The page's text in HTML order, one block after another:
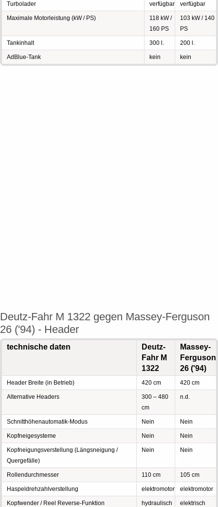
Turbolader verfügbar verfügbar
Maximale Motorleistung (kW / PS)
118 kW /
160 PS
103 kW / 140
PS
Tankinhalt 300 l. 200 l.
AdBlue-Tank kein kein
Deutz-Fahr M 1322 gegen Massey-Ferguson
26 ('94) - Header
technische daten
Deutz-
Fahr M
1322
Massey-
Ferguson
26 ('94)
Header Breite (in Betrieb) 420 cm 420 cm
Alternative Headers
300 – 480
cm
n.d.
Schnitthöhenautomatik-Modus Nein Nein
Kopfneigesysteme Nein Nein
Kopfneigungsverstellung (Längsneigung /
Quergefälle)
Nein Nein
Rollendurchmesser 110 cm 105 cm
Haspeldrehzahlverstellung elektromotor elektromotor
Kopfwender / Reel Reverse-Funktion hydraulisch elektrisch